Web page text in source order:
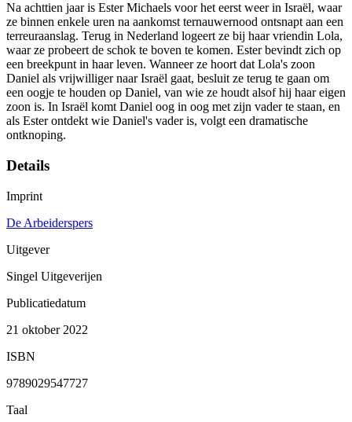
Na achttien jaar is Ester Michaels voor het eerst weer in Israël, waar
ze binnen enkele uren na aankomst ternauwernood ontsnapt aan een
terreuraanslag. Terug in Nederland logeert ze bij haar vriendin Lola,
waar ze probeert de schok te boven te komen. Ester bevindt zich op
een breekpunt in haar leven. Wanneer ze hoort dat Lola's zoon
Daniel als vrijwilliger naar Israël gaat, besluit ze terug te gaan om
een oogje te houden op Daniel, van wie ze houdt alsof hij haar eigen
zoon is. In Israël komt Daniel oog in oog met zijn vader te staan, en
als Ester ontdekt wie Daniel's vader is, volgt een dramatische
ontknoping.
Details
Imprint
De Arbeiderspers
Uitgever
Singel Uitgeverijen
Publicatiedatum
21 oktober 2022
ISBN
9789029547727
Taal